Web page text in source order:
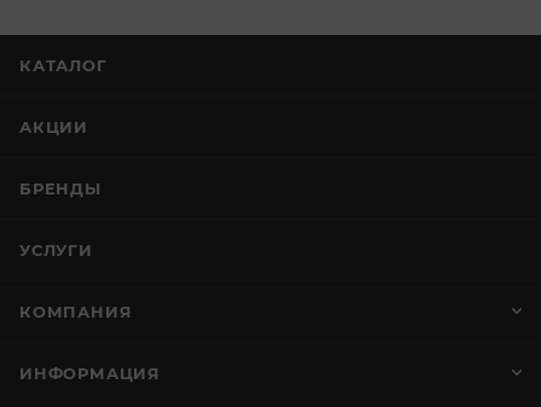
КАТАЛОГ
АКЦИИ
БРЕНДЫ
УСЛУГИ
КОМПАНИЯ
ИНФОРМАЦИЯ